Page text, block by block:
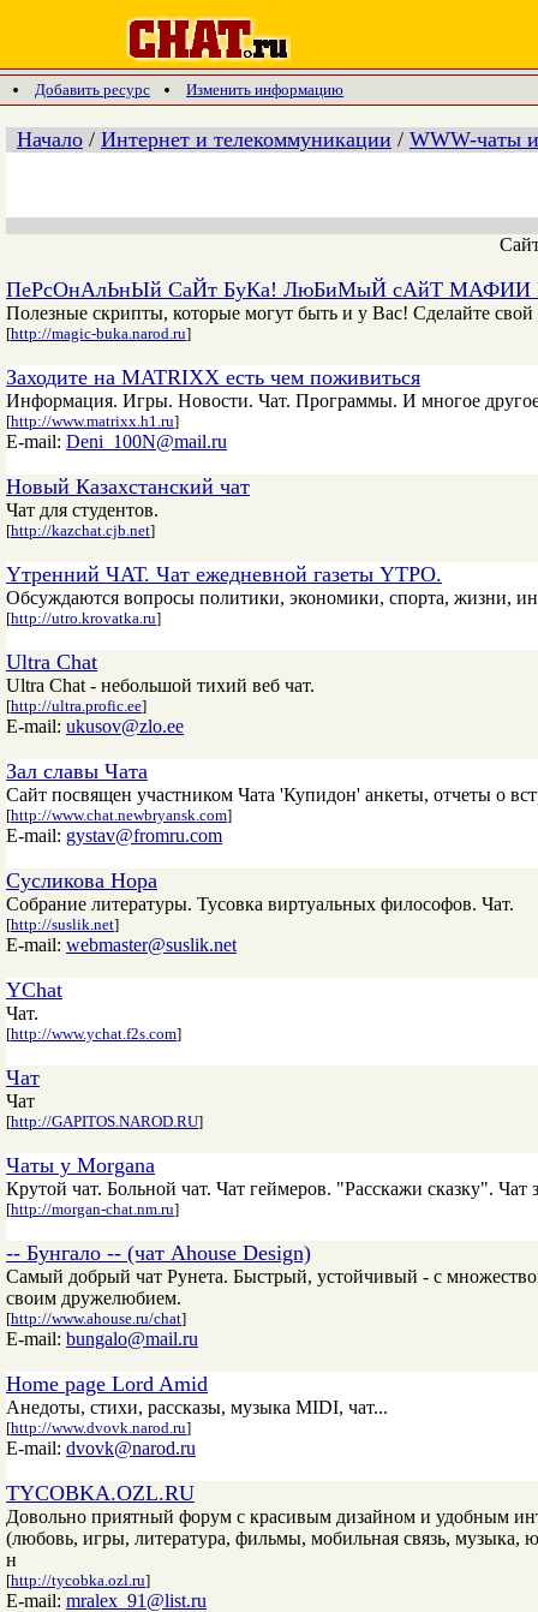
Добавить ресурс Изменить информацию
Начало / Интернет и телекоммуникации / WWW-чаты
ПеРсОнАлЬнЫй СаЙт БуКа! ЛюБиМыЙ сАйТ МАФИИ
Полезные скрипты, которые могут быть и у Вас! Сделайте
[http://magic-buka.narod.ru]
Заходите на MATRIXX есть чем поживиться
Информация. Игры. Новости. Чат. Программы. И многое
[http://www.matrixx.h1.ru]
E-mail: Deni_100N@mail.ru
Новый Казаxстанский чат
Чат для студентов.
[http://kazchat.cjb.net]
Yтренний ЧАТ. Чат ежедневной газеты YTPO.
Обсуждаются вопросы политики, экономики, спорта, жизни,
[http://utro.krovatka.ru]
Ultra Chat
Ultra Chat - небольшой тихий веб чат.
[http://ultra.profic.ee]
E-mail: ukusov@zlo.ee
Зал славы Чата
Сайт посвящен участником Чата 'Купидон' анкеты, отчеты о
[http://www.chat.newbryansk.com]
E-mail: gystav@fromru.com
Сусликова Нора
Собрание литературы. Тусовка виртуальных философов. Чат.
[http://suslik.net]
E-mail: webmaster@suslik.net
YChat
Чат.
[http://www.ychat.f2s.com]
Чат
Чат
[http://GAPITOS.NAROD.RU]
Чаты у Morgana
Крутой чат. Больной чат. Чат геймеров. "Расскажи сказку". Чат
[http://morgan-chat.nm.ru]
-- Бунгало -- (чат Ahouse Design)
Самый добрый чат Рунета. Быстрый, устойчивый - с
своим дружелюбием.
[http://www.ahouse.ru/chat]
E-mail: bungalo@mail.ru
Home page Lord Amid
Анедоты, стихи, рассказы, музыка MIDI, чат...
[http://www.dvovk.narod.ru]
E-mail: dvovk@narod.ru
TYCOBKA.OZL.RU
Довольно приятный форум с красивым дизайном и удобным
(любовь, игры, литература, фильмы, мобильная связь, музыка,
н
[http://tycobka.ozl.ru]
E-mail: mralex_91@list.ru